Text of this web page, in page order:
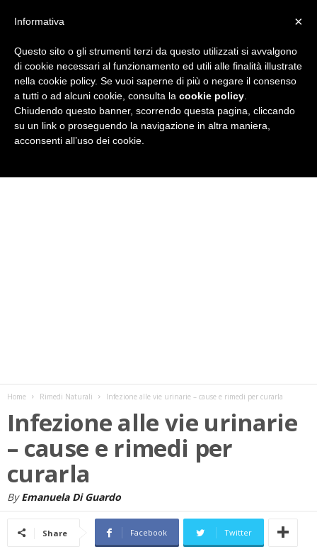
i
Home Rimedi Naturali Infezione alle vie urinarie – cause e rimedi per curarla
Infezione alle vie urinarie
– cause e rimedi per
curarla
By Emanuela Di Guardo
Share Facebook Twitter
×
Informativa
Questo sito o gli strumenti terzi da questo utilizzati si avvalgono
di cookie necessari al funzionamento ed utili alle finalità illustrate
nella cookie policy. Se vuoi saperne di più o negare il consenso
a tutti o ad alcuni cookie, consulta la cookie policy
Chiudendo questo banner, scorrendo questa pagina, cliccando
su un link o proseguendo la navigazione in altra maniera,
acconsenti all’uso dei cookie.